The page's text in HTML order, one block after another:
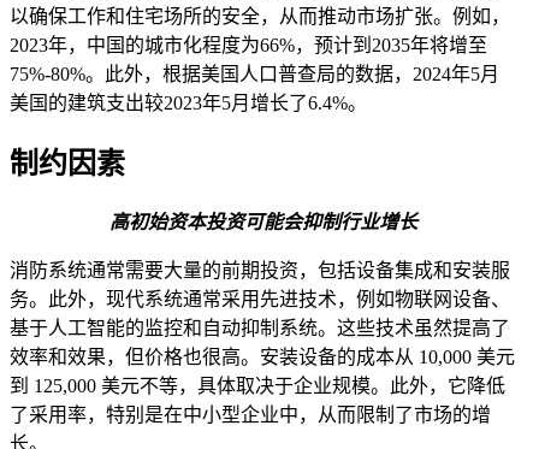
以确保工作和住宅场所的安全，从而推动市场扩张。例如，
2023年，中国的城市化程度为66%，预计到2035年将增至
75%-80%。此外，根据美国人口普查局的数据，2024年5月
美国的建筑支出较2023年5月增长了6.4%。
制约因素
高初始资本投资可能会抑制行业增长
消防系统通常需要大量的前期投资，包括设备集成和安装服
务。此外，现代系统通常采用先进技术，例如物联网设备、
基于人工智能的监控和自动抑制系统。这些技术虽然提高了
效率和效果，但价格也很高。安装设备的成本从 10,000 美元
到 125,000 美元不等，具体取决于企业规模。此外，它降低
了采用率，特别是在中小型企业中，从而限制了市场的增
长。